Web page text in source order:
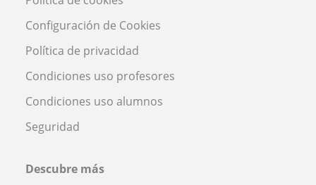
Configuración de Cookies
Política de privacidad
Condiciones uso profesores
Condiciones uso alumnos
Seguridad
Descubre más